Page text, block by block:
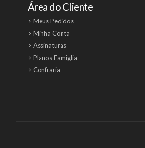
Área do Cliente
Meus Pedidos
Minha Conta
Assinaturas
Planos Famiglia
Confraria